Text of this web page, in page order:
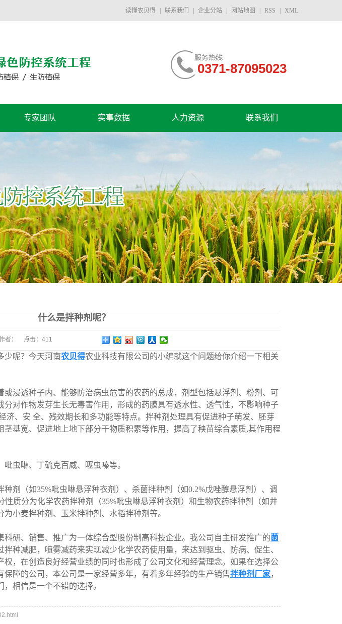
读懂农贝得 联系我们 企业分站 网站地图 RSS XML
0371-87095023
专家团队 实事数据
历届年会
展销会
媒体报道
效果验收视频
广告视频
人力资源 联系我们
什么是拌种剂呢？
者： 点击： 411
少呢？今天河南农贝得农业科技有限公司的小编就这个问题给你介绍一下相关
浸透种子内、能够防治病虫危害的农药的总成，剂型包括悬浮剂、粉剂、可
分对作物发芽生长无毒害作用，形成的药膜具有透水性、透气性，不影响种子
济、安 全、残效期长和多功能等特点。拌种剂处理具有促进种子萌发、胚芽
茎基宽、促进地上地下部分干物质积累等作用，提高了秧苗综合素质,其作用程
虫啉、丁硫克百威、噻虫嗪等。
（如35%吡虫啉悬浮种衣剂）、杀菌拌种剂（如0.2%戊唑醇悬浮剂）、调
性质分为化学农药拌种剂（35%吡虫啉悬浮种衣剂）和生物农药拌种剂（如井
小麦拌种剂、玉米拌种剂、水稻拌种剂等。
研、销售、推广为一体综合型股份制高科技企业。我公司自主研发推广的菌
种减肥，喷雾减药来实现减少化学农药使用量，来达到驱虫、防病、促生、
，在创造良好经营业绩的同时也形成了公司文化和经营理念。如果在选择公
保障的公司，本公司是一家经营多年，有着多年经验的生产销售拌种剂厂家，
相信是一个不错的选择。